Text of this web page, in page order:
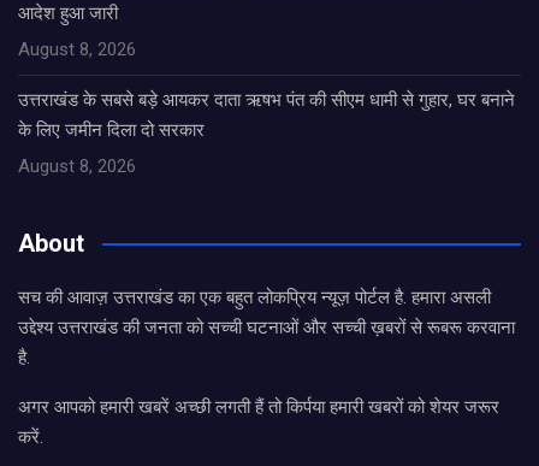
आदेश हुआ जारी
August 8, 2026
उत्तराखंड के सबसे बड़े आयकर दाता ऋषभ पंत की सीएम धामी से गुहार, घर बनाने
के लिए जमीन दिला दो सरकार
August 8, 2026
About
सच की आवाज़ उत्तराखंड का एक बहुत लोकप्रिय न्यूज़ पोर्टल है. हमारा असली
उद्देश्य उत्तराखंड की जनता को सच्ची घटनाओं और सच्ची ख़बरों से रूबरू करवाना
है.
अगर आपको हमारी खबरें अच्छी लगती हैं तो किर्पया हमारी खबरों को शेयर जरूर
करें.